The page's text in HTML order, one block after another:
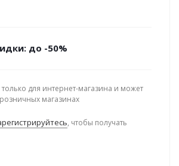
до -50%
только для интернет-магазина и может
магазинах
, чтобы получать